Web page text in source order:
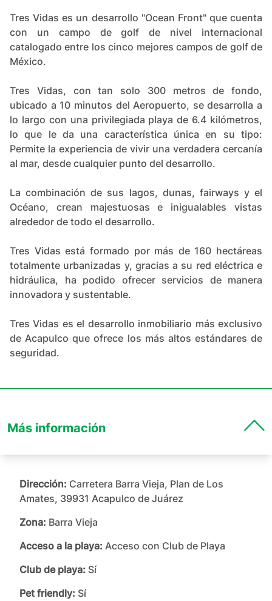
Tres Vidas es un desarrollo "Ocean Front" que cuenta
con un campo de golf de nivel internacional
catalogado entre los cinco mejores campos de golf de
México.
Tres Vidas, con tan solo 300 metros de fondo,
ubicado a 10 minutos del Aeropuerto, se desarrolla a
lo largo con una privilegiada playa de 6.4 kilómetros,
lo que le da una característica única en su tipo:
Permite la experiencia de vivir una verdadera cercanía
al mar, desde cualquier punto del desarrollo.
La combinación de sus lagos, dunas, fairways y el
Océano, crean majestuosas e inigualables vistas
alrededor de todo el desarrollo.
Tres Vidas está formado por más de 160 hectáreas
totalmente urbanizadas y, gracias a su red eléctrica e
hidráulica, ha podido ofrecer servicios de manera
innovadora y sustentable.
Tres Vidas es el desarrollo inmobiliario más exclusivo
de Acapulco que ofrece los más altos estándares de
seguridad.
Más información
Dirección: Carretera Barra Vieja, Plan de Los
Amates, 39931 Acapulco de Juárez
Zona: Barra Vieja
Acceso a la playa: Acceso con Club de Playa
Club de playa: Sí
Pet friendly: Sí